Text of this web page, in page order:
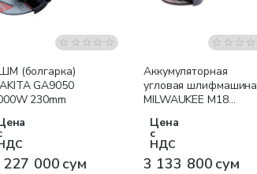
доставка
(болгарка)
GA9050
230mm
227 000 сум
Аккумуляторная
угловая шлифмашина
MILWAUKEE M18
BOX)
Цена
с
НДС
3 133 800 сум